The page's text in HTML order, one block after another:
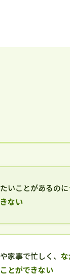
いことがあるのに
ない
家事で忙しく、
とができない